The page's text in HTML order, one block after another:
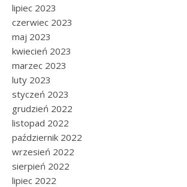
lipiec 2023
czerwiec 2023
maj 2023
kwiecień 2023
marzec 2023
luty 2023
styczeń 2023
grudzień 2022
listopad 2022
październik 2022
wrzesień 2022
sierpień 2022
lipiec 2022